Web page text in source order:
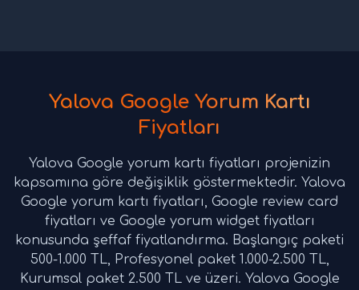
Yalova Google Yorum Kartı
Fiyatları
Yalova Google yorum kartı fiyatları projenizin
kapsamına göre değişiklik göstermektedir. Yalova
Google yorum kartı fiyatları, Google review card
fiyatları ve Google yorum widget fiyatları
konusunda şeffaf fiyatlandırma. Başlangıç paketi
500-1.000 TL, Profesyonel paket 1.000-2.500 TL,
Kurumsal paket 2.500 TL ve üzeri. Yalova Google